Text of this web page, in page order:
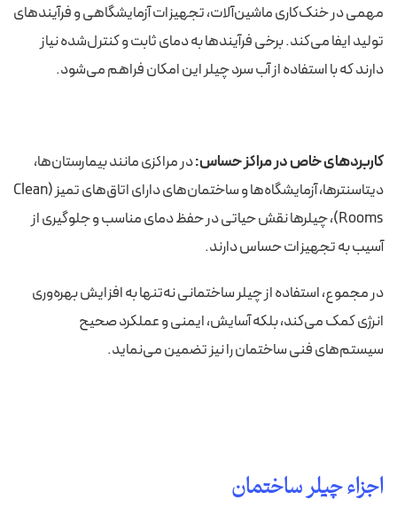
مهمی در خنک‌کاری ماشین‌آلات، تجهیزات آزمایشگاهی و فرآیندهای
تولید ایفا می‌کند. برخی فرآیندها به دمای ثابت و کنترل‌شده نیاز
دارند که با استفاده از آب سرد چیلر این امکان فراهم می‌شود.
کاربردهای خاص در مراکز حساس:در مراکزی مانند بیمارستان‌ها،
دیتاسنترها، آزمایشگاه‌ها و ساختمان‌های دارای اتاق‌های تمیز (Clean
Rooms)، چیلرها نقش حیاتی در حفظ دمای مناسب و جلوگیری از
آسیب به تجهیزات حساس دارند.
در مجموع، استفاده از چیلر ساختمانی نه‌تنها به افزایش بهره‌وری
انرژی کمک می‌کند، بلکه آسایش، ایمنی و عملکرد صحیح
سیستم‌های فنی ساختمان را نیز تضمین می‌نماید.
اجزاء چیلر ساختمان